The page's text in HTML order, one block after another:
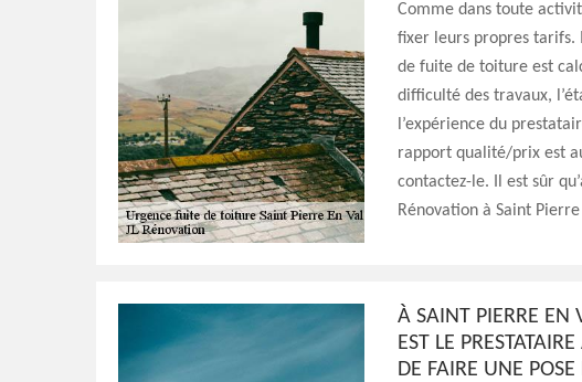
Comme dans toute
fixer leurs propres tarifs.
de fuite de toiture est
difficulté des travaux,
l’expérience du
rapport qualité/prix est
contactez-le. Il est sûr
Rénovation à Saint
À SAINT PIERRE EN
EST LE
DE FAIRE UNE